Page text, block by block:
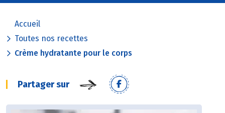
Accueil
Toutes nos recettes
Crème hydratante pour le corps
Partager sur